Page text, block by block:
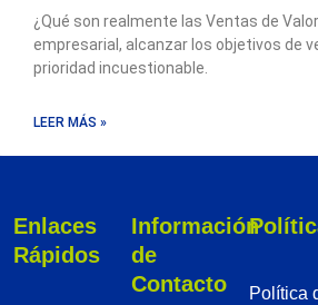
¿Qué son realmente las Ventas de
empresarial, alcanzar los objetivos de
prioridad incuestionable.
LEER MÁS »
Enlaces
Rápidos
Información
de
Contacto
Política